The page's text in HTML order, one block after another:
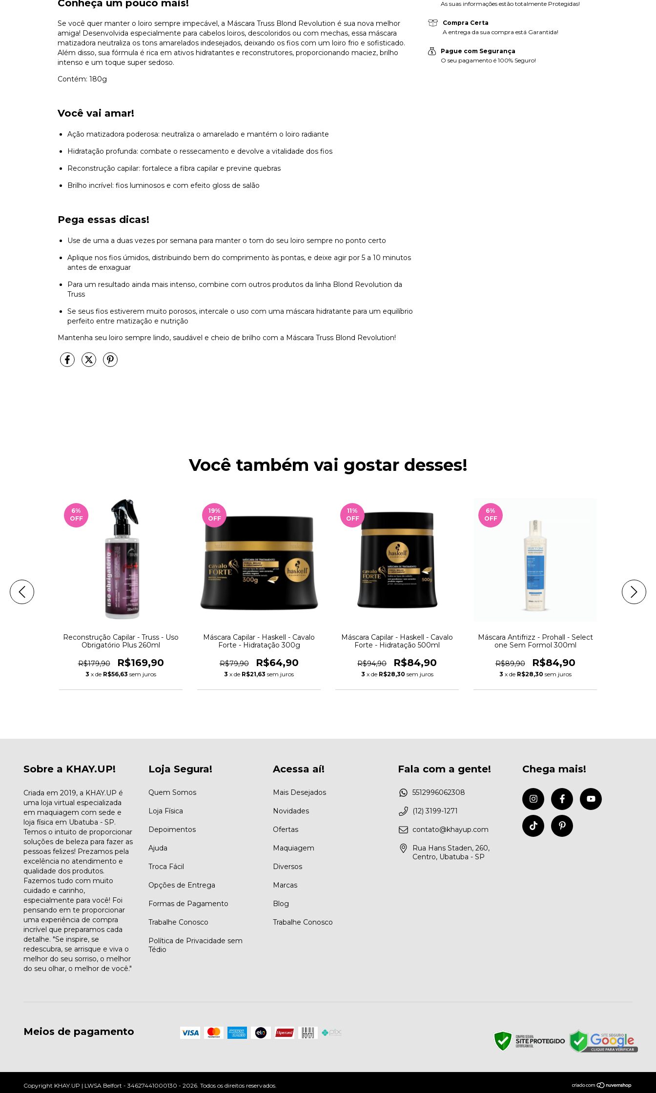
Conheça um pouco mais!
Se você quer manter o loiro sempre impecável, a Máscara Truss Blond Revolution é sua nova melhor
amiga! Desenvolvida especialmente para cabelos loiros, descoloridos ou com mechas, essa máscara
matizadora neutraliza os tons amarelados indesejados, deixando os fios com um loiro frio e sofisticado.
Além disso, sua fórmula é rica em ativos hidratantes e reconstrutores, proporcionando maciez, brilho
intenso e um toque super sedoso.
Contém: 180g
Você vai amar!
Ação matizadora poderosa: neutraliza o amarelado e mantém o loiro radiante
Hidratação profunda: combate o ressecamento e devolve a vitalidade dos fios
Reconstrução capilar: fortalece a fibra capilar e previne quebras
Brilho incrível: fios luminosos e com efeito gloss de salão
Pega essas dicas!
Use de uma a duas vezes por semana para manter o tom do seu loiro sempre no ponto certo
Aplique nos fios úmidos, distribuindo bem do comprimento às pontas, e deixe agir por 5 a 10 minutos
antes de enxaguar
Para um resultado ainda mais intenso, combine com outros produtos da linha Blond Revolution da
Truss
Se seus fios estiverem muito porosos, intercale o uso com uma máscara hidratante para um equilíbrio
perfeito entre matização e nutrição
Mantenha seu loiro sempre lindo, saudável e cheio de brilho com a Máscara Truss Blond Revolution!
As suas informações estão totalmente Protegidas!
Compra Certa
A entrega da sua compra está Garantida!
Pague com Segurança
O seu pagamento é 100% Seguro!
Você também vai gostar desses!
6%
OFF
Reconstrução Capilar - Truss - Uso
Obrigatório Plus 260ml
R$179,90 R$169,90
3 x de R$56,63 sem juros
19%
OFF
Máscara Capilar - Haskell - Cavalo
Forte - Hidratação 300g
R$79,90 R$64,90
3 x de R$21,63 sem juros
11%
OFF
Máscara Capilar - Haskell - Cavalo
Forte - Hidratação 500ml
R$94,90 R$84,90
3 x de R$28,30 sem juros
6%
OFF
Máscara Antifrizz - Prohall - Select
one Sem Formol 300ml
R$89,90 R$84,90
3 x de R$28,30 sem juros
Sobre a KHAY.UP!
Criada em 2019, a KHAY.UP é
uma loja virtual especializada
em maquiagem com sede e
loja física em Ubatuba - SP.
Temos o intuito de proporcionar
soluções de beleza para fazer as
pessoas felizes! Prezamos pela
excelência no atendimento e
qualidade dos produtos.
Fazemos tudo com muito
cuidado e carinho,
especialmente para você! Foi
pensando em te proporcionar
uma experiência de compra
incrível que preparamos cada
detalhe. "Se inspire, se
redescubra, se arrisque e viva o
melhor do seu sorriso, o melhor
do seu olhar, o melhor de você."
Loja Segura!
Quem Somos
Loja Física
Depoimentos
Ajuda
Troca Fácil
Opções de Entrega
Formas de Pagamento
Trabalhe Conosco
Política de Privacidade sem
Tédio
Acessa aí!
Mais Desejados
Novidades
Ofertas
Maquiagem
Diversos
Marcas
Blog
Trabalhe Conosco
Fala com a gente!
5512996062308
(12) 3199-1271
contato@khayup.com
Rua Hans Staden, 260,
Centro, Ubatuba - SP
Chega mais!
Meios de pagamento
Copyright KHAY.UP | LWSA Belfort - 34627441000130 - 2026. Todos os direitos reservados.